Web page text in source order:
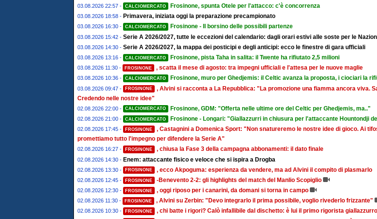
03.08.2026 22:57 - CALCIOMERCATO Frosinone, spunta Otele per l'attacco: c'è concorrenza
03.08.2026 18:58 - Primavera, iniziata oggi la preparazione precampionato
03.08.2026 16:30 - CALCIOMERCATO Frosinone - Il borsino delle possibili partenze
03.08.2026 15:42 - Serie A 2026/2027, tutte le eccezioni del calendario: dagli orari estivi alle soste per le
03.08.2026 14:30 - Serie A 2026/2027, la mappa dei posticipi e degli anticipi: ecco le finestre di gara ufficiali
03.08.2026 13:16 - CALCIOMERCATO Frosinone, pista Taha in salita: il Twente ha rifiutato 2,5 milioni
03.08.2026 11:30 - FROSINONE , scatta il mese di agosto: tra impegni ufficiali e l'attesa per le nuove maglie
03.08.2026 10:36 - CALCIOMERCATO Frosinone, muro per Ghedjemis: il Celtic avanza la proposta, i ciociari la
03.08.2026 09:47 - FROSINONE
, Alvini si racconta a La Repubblica: "La promozione una fiamma ancora viva.
Credendo nelle nostre idee"
02.08.2026 22:00 - CALCIOMERCATO Frosinone, GDM: "Offerta nelle ultime ore del Celtic per Ghedjemis, ma.."
02.08.2026 21:00 - CALCIOMERCATO Frosinone - Longari: "Giallazzurri in chiusura per l'attaccante Hountondji
02.08.2026 17:45 - FROSINONE
, Castagnini a Domenica Sport: "Non snatureremo le nostre idee di gioco. Ai
promettiamo tutto l'impegno per difendere la Serie A"
02.08.2026 16:27 - FROSINONE , chiusa la Fase 3 della campagna abbonamenti: il dato finale
02.08.2026 14:30 - Enem: attaccante fisico e veloce che si ispira a Drogba
02.08.2026 13:30 - FROSINONE , ecco Akpoguma: esperienza da vendere, ma ad Alvini il compito di plasmarlo
02.08.2026 12:45 - FROSINONE -Benevento 2-2: gli highlights del match del Manlio Scopiglio
02.08.2026 12:30 - FROSINONE , oggi riposo per i canarini, da domani si torna in campo
02.08.2026 11:30 - FROSINONE , Alvini su Zerbin: "Devo integrarlo il prima possibile, voglio rivederlo frizzante"
02.08.2026 10:30 - FROSINONE , chi batte i rigori? Calò infallibile dal dischetto: è lui il primo rigorista giallazzurro